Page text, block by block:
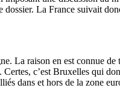
La France suivait
La raison en est connue
c’est Bruxelles qui
dans et hors de la zone